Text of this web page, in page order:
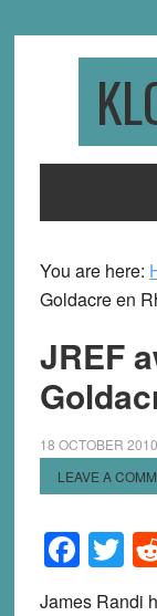
You are here:
Goldacre en
JREF
18 OCTOBER 2010
LEAVE A
James Randi